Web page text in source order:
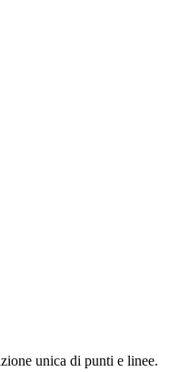
unica di punti e linee.